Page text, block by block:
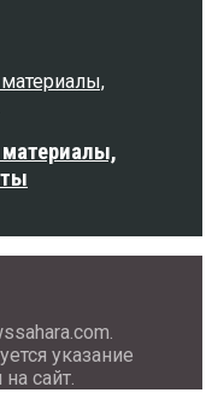
указание
сайт.